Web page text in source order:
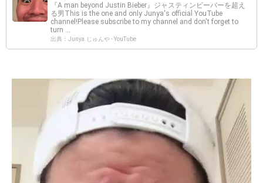
『A man beyond Justin Bieber』ジャスティンビーバーを超え
る男This is the one and only Junya's official YouTube
channel!Please subscribe to my channel and don't forget to
turn ...
出典：Junya.じゅんや - YouTube